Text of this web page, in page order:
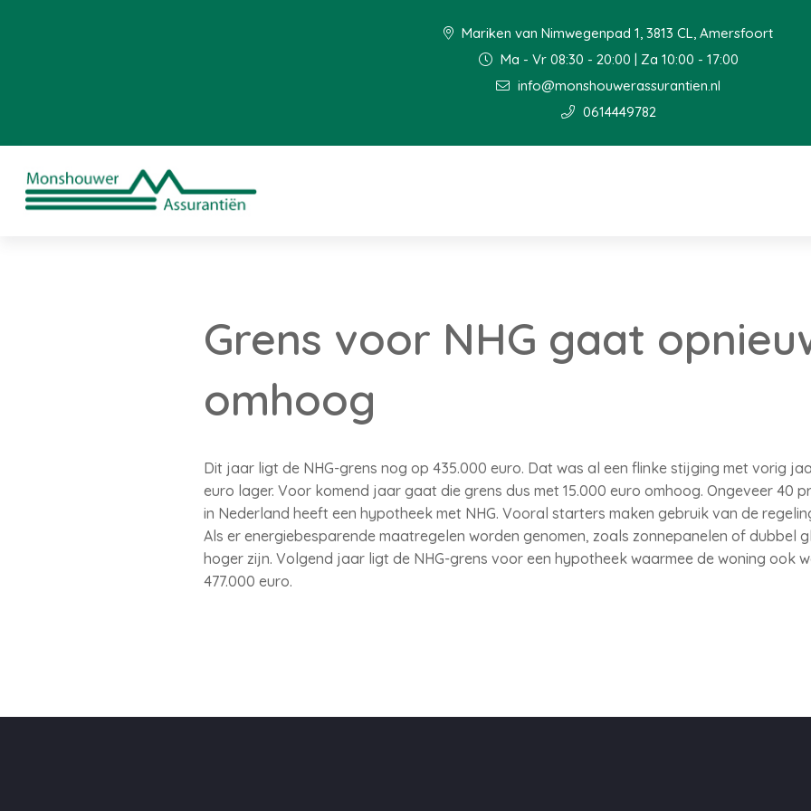
Mariken van Nimwegenpad 1, 3813 CL, Amersfoort
Ma - Vr 08:30 - 20:00 | Za 10:00 - 17:00
info@monshouwerassurantien.nl
0614449782
Grens voor NHG gaat
omhoog
Dit jaar ligt de NHG-grens nog op 435.000 euro. Dat was al een flinke stijging met vorig
euro lager. Voor komend jaar gaat die grens dus met 15.000 euro omhoog. Ongeveer 40
in Nederland heeft een hypotheek met NHG. Vooral starters maken gebruik van de
Als er energiebesparende maatregelen worden genomen, zoals zonnepanelen of dubbel
hoger zijn. Volgend jaar ligt de NHG-grens voor een hypotheek waarmee de woning ook
477.000 euro.